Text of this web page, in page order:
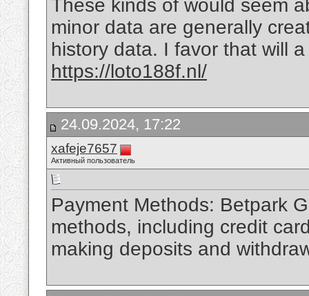
These kinds of would seem
minor data are generally
history data. I favor that will
https://loto188f.nl/
24.09.2024, 17:22
xafeje7657
Активный пользователь
Payment Methods: Betpark
methods, including credit
making deposits and